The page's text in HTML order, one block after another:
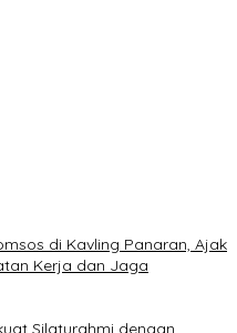
di Kavling Panaran, Ajak
Kerja dan Jaga
Silaturahmi dengan